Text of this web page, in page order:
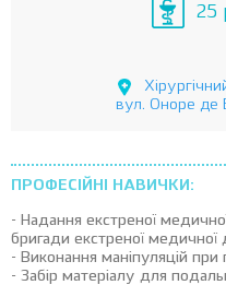
25
вул. Оноре де
ПРОФЕСІЙНІ НАВИЧКИ:
- Надання екстреної
бригади екстреної медичної
- Виконання маніпуляцій
- Забір матеріалу для